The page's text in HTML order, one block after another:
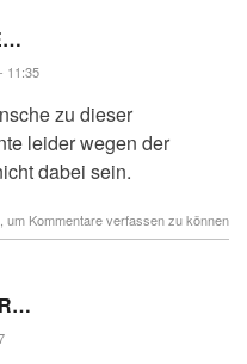
11:35
zu dieser
leider wegen der
dabei sein.
, um Kommentare verfassen zu können